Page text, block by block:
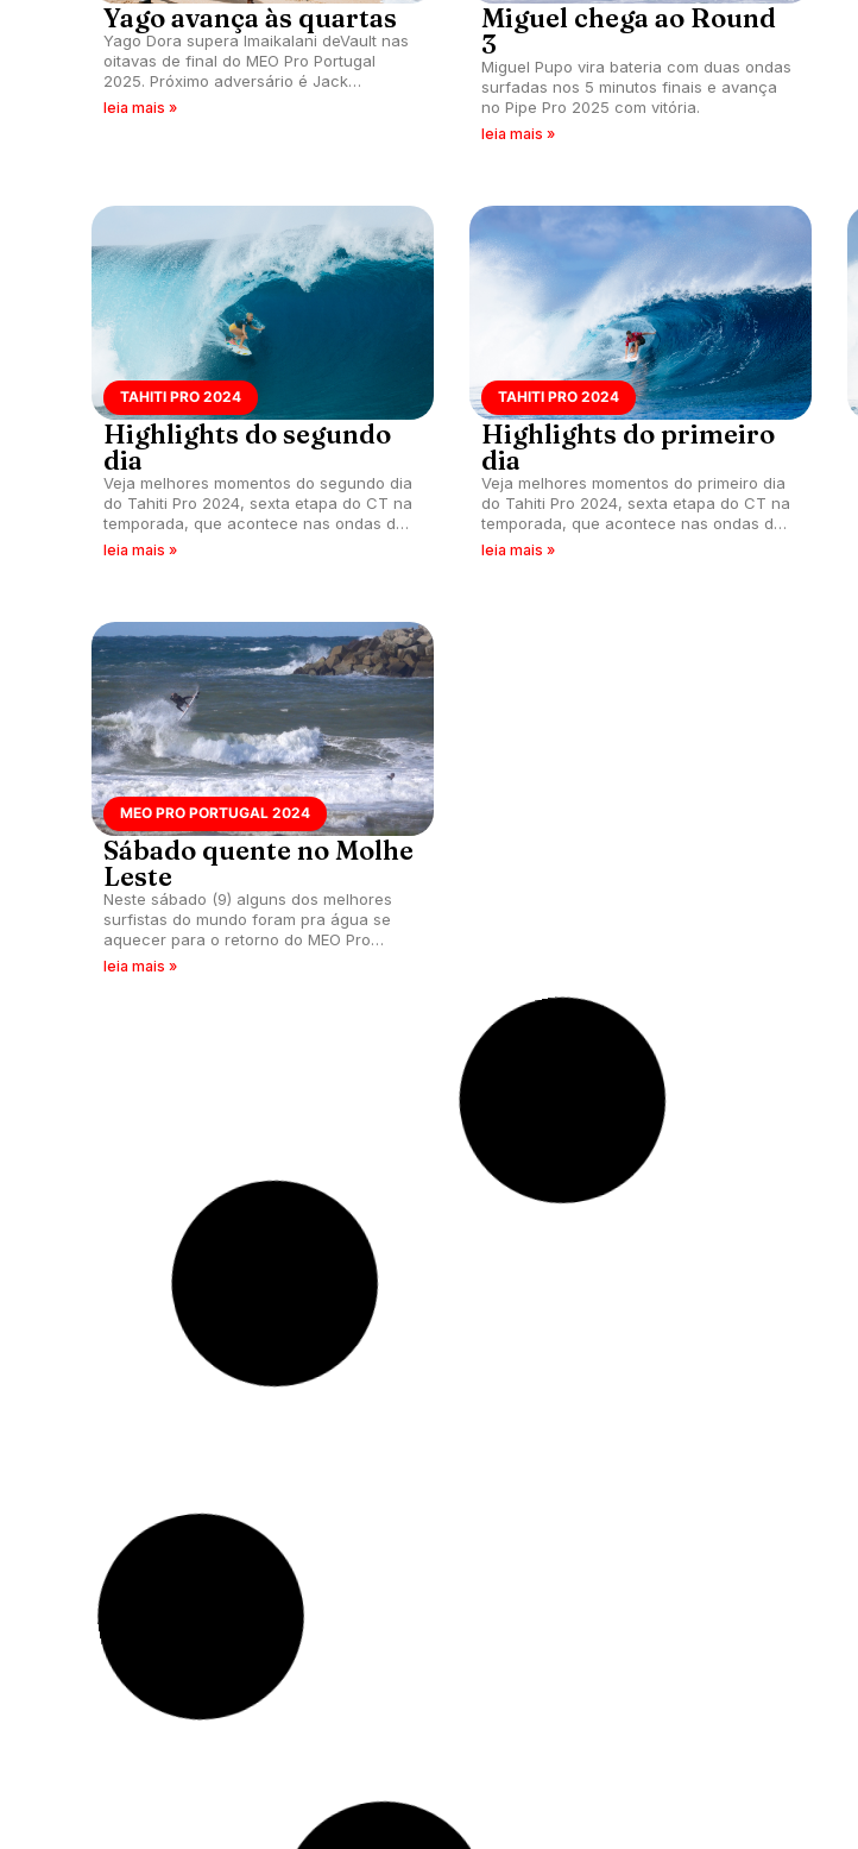
Yago avança às quartas
Yago Dora supera Imaikalani deVault nas
oitavas de final do MEO Pro Portugal
2025. Próximo adversário é Jack
Robinson.
leia mais »
Miguel chega ao Round
3
Miguel Pupo vira bateria com duas ondas
surfadas nos 5 minutos finais e avança
no Pipe Pro 2025 com vitória.
leia mais »
TAHITI PRO 2024
Highlights do segundo
dia
Veja melhores momentos do segundo dia
do Tahiti Pro 2024, sexta etapa do CT na
temporada, que acontece nas ondas de
Teahupoo.
leia mais »
TAHITI PRO 2024
Highlights do primeiro
dia
Veja melhores momentos do primeiro dia
do Tahiti Pro 2024, sexta etapa do CT na
temporada, que acontece nas ondas de
Teahupoo.
leia mais »
MEO PRO PORTUGAL 2024
Sábado quente no Molhe
Leste
Neste sábado (9) alguns dos melhores
surfistas do mundo foram pra água se
aquecer para o retorno do MEO Pro
Portugal 2024. Confira imagens e
leia mais »